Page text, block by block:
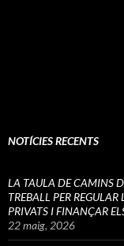
NOTÍCIES RECENTS
LA TAULA DE CAMINS
TREBALL PER
PRIVATS I FINANÇAR
22 maig, 2026